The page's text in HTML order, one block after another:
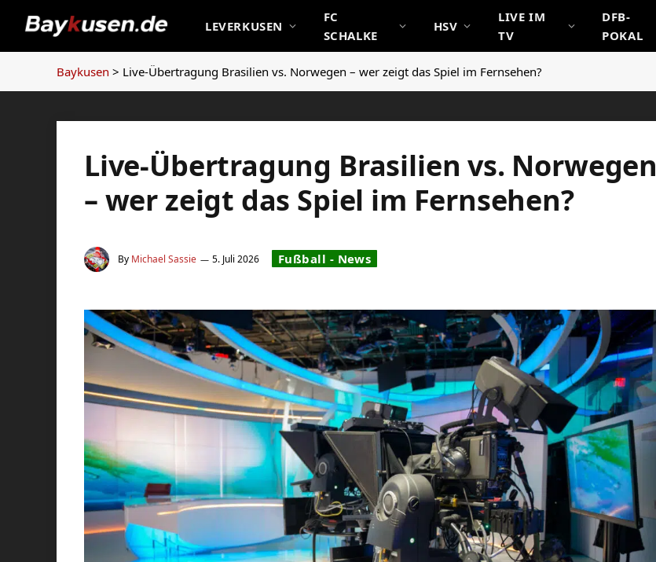
LEVERKUSEN
FC
SCHALKE
HSV
LIVE IM
TV
DFB-
POKAL
Baykusen > Live-Übertragung Brasilien vs. Norwegen – wer zeigt das Spiel im Fernsehen?
Live-Übertragung Brasilien vs. Norwegen
– wer zeigt das Spiel im Fernsehen?
By Michael Sassie 5. Juli 2026 Fußball - News